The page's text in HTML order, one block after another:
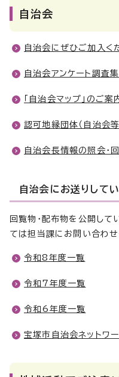
自治会
自治会にぜひご加入く
自治会アンケート調査
「自治会マップ」のご案
認可地縁団体（自治会
自治会長情報の照会・
自治会にお送りして
回覧物・配布物を公開し
ては担当課にお問い合わせ
令和8年度一覧
令和7年度一覧
令和6年度一覧
宝塚市自治会ネットワ